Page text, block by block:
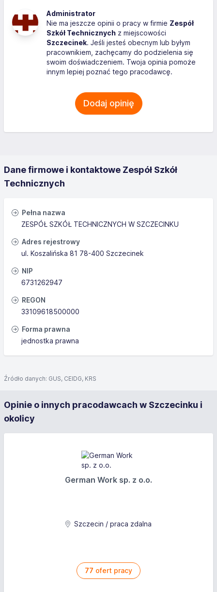
Administrator
Nie ma jeszcze opinii o pracy w firmie Zespół
Szkół Technicznych z miejscowości
Szczecinek. Jeśli jesteś obecnym lub byłym
pracownikiem, zachęcamy do podzielenia się
swoim doświadczeniem. Twoja opinia pomoże
innym lepiej poznać tego pracodawcę.
Dodaj opinię
Dane firmowe i kontaktowe Zespół Szkół
Technicznych
Pełna nazwa
ZESPÓŁ SZKÓŁ TECHNICZNYCH W SZCZECINKU
Adres rejestrowy
ul. Koszalińska 81 78-400 Szczecinek
NIP
6731262947
REGON
33109618500000
Forma prawna
jednostka prawna
Źródło danych: GUS, CEIDG, KRS
Opinie o innych pracodawcach w Szczecinku i
okolicy
German Work sp. z o.o.
Szczecin / praca zdalna
77 ofert pracy